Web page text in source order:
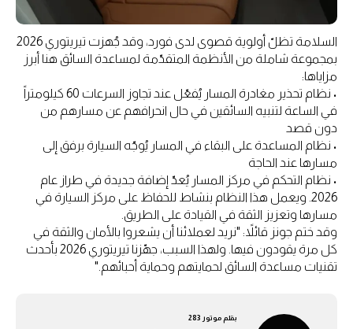
السلامة تظلّ أولوية قصوى لدى فورد، وقد جُهزت تيريتوري 2026
بمجموعة شاملة من الأنظمة المتقدّمة لمساعدة السائق هنا أبرز
مزاياها:
• نظام تحذير مغادرة المسار يُفعّل عند تجاوز السرعات 60 كيلومتراً
في الساعة لتنبيه السائقين في حال انحرافهم عن مسارهم من
دون قصد
• نظام المساعدة على البقاء في المسار يُوجّه السيارة برفق إلى
مسارها عند الحاجة
• نظام التحكم في مركز المسار يُعدّ إضافة جديدة في طراز عام
2026. ويعمل هذا النظام بنشاط للحفاظ على مركز السيارة في
مسارها وتعزيز الثقة في القيادة على الطريق.
وقد ختم جونز قائلاً: "نريد لعملائنا أن يشعروا بالأمان والثقة في
كل مرة يقودون فيها. ولهذا السبب، جهّزنا تيريتوري 2026 بأحدث
تقنيات مساعدة السائق لحمايتهم وحماية أحبائهم."
بقلمموتور 283